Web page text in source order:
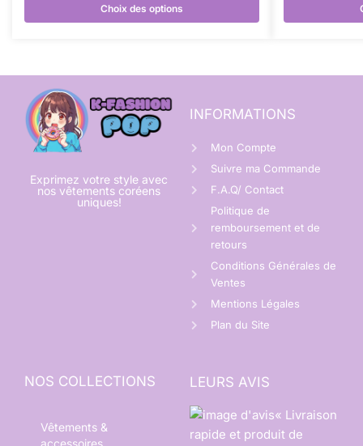
Choix des options
Exprimez votre style avec
nos vêtements coréens
uniques!
INFORMATIONS
Mon Compte
Suivre ma Commande
F.A.Q/ Contact
Politique de
remboursement et de
retours
Conditions Générales de
Ventes
Mentions Légales
Plan du Site
NOS COLLECTIONS
Vêtements &
LEURS AVIS
« Livraison
rapide et produit de